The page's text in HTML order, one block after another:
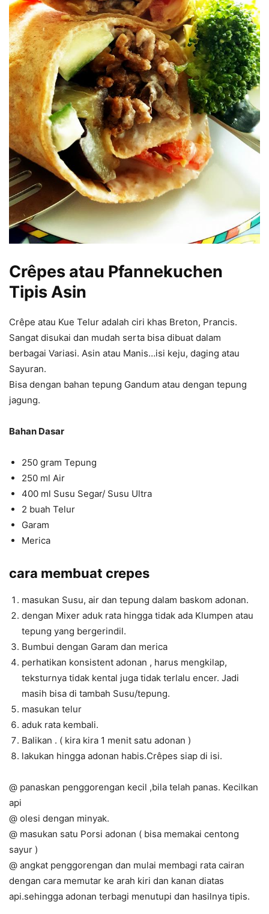
Crêpes atau Pfannekuchen
Tipis Asin
Crêpe atau Kue Telur adalah ciri khas Breton, Prancis.
Sangat disukai dan mudah serta bisa dibuat dalam
berbagai Variasi. Asin atau Manis…isi keju, daging atau
Sayuran.
Bisa dengan bahan tepung Gandum atau dengan tepung
jagung.
Bahan Dasar
250 gram Tepung
250 ml Air
400 ml Susu Segar/ Susu Ultra
2 buah Telur
Garam
Merica
cara membuat crepes
masukan Susu, air dan tepung dalam baskom adonan.
dengan Mixer aduk rata hingga tidak ada Klumpen atau
tepung yang bergerindil.
Bumbui dengan Garam dan merica
perhatikan konsistent adonan , harus mengkilap,
teksturnya tidak kental juga tidak terlalu encer. Jadi
masih bisa di tambah Susu/tepung.
masukan telur
aduk rata kembali.
Balikan . ( kira kira 1 menit satu adonan )
lakukan hingga adonan habis.Crêpes siap di isi.
@ panaskan penggorengan kecil ,bila telah panas. Kecilkan
api
@ olesi dengan minyak.
@ masukan satu Porsi adonan ( bisa memakai centong
sayur )
@ angkat penggorengan dan mulai membagi rata cairan
dengan cara memutar ke arah kiri dan kanan diatas
api.sehingga adonan terbagi menutupi dan hasilnya tipis.